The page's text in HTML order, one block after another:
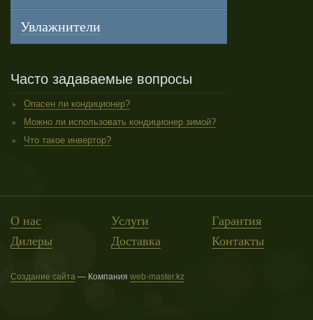
Увлажнители
Часто задаваемые вопросы
Опасен ли кондиционер?
Можно ли использовать кондиционер зимой?
Что такое инвертор?
О нас Услуги
Гарантия
Дилеры
Доставка Контакты
Создание сайта — Компания web-master.kz